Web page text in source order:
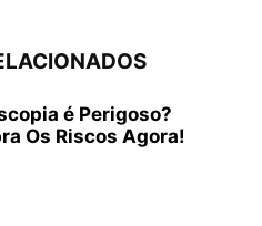
é Perigoso?
Os Riscos Agora!